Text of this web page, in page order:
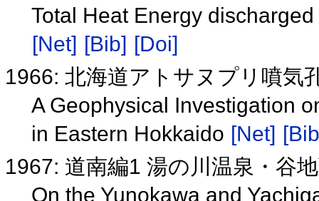
Total Heat Energy
[Net] [Bib] [Doi]
1966: 北海道アトサヌプリ噴気
A Geophysical Investigation
in Eastern Hokkaido [Net]
1967: 道南編1 湯の川温泉・谷
On the Yunokawa and